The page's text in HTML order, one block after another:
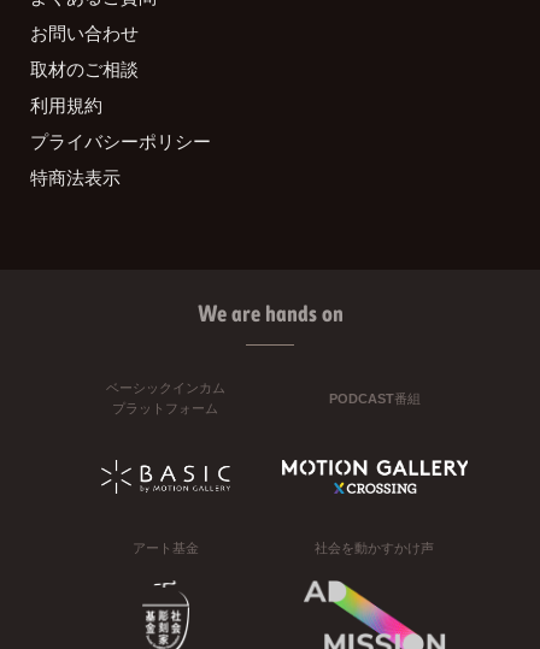
お問い合わせ
取材のご相談
利用規約
プライバシーポリシー
特商法表示
We are hands on
ベーシックインカム
プラットフォーム
PODCAST番組
アート基金 社会を動かすかけ声